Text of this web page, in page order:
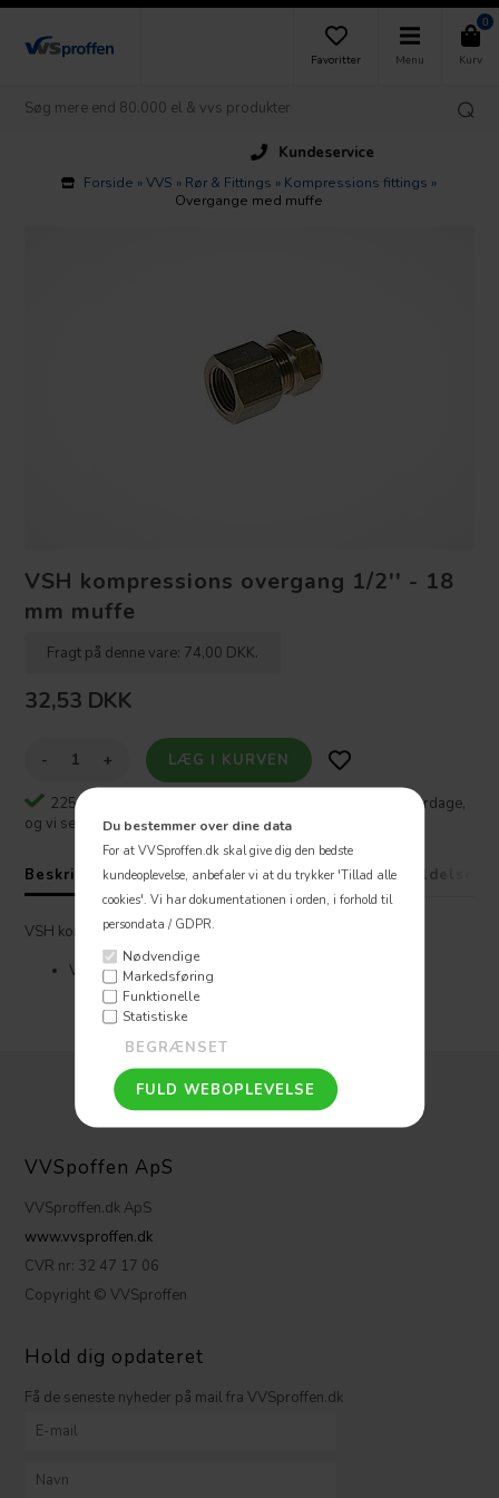
Du bestemmer over dine data
For at VVSproffen.dk skal give dig den bedste
kundeoplevelse, anbefaler vi at du trykker 'Tillad alle
cookies'. Vi har dokumentationen i orden, i forhold til
persondata / GDPR.
Nødvendige
Markedsføring
Funktionelle
Statistiske
Favoritter Menu
0
Kurv
Kundeservice
Forside »VVS » Rør & Fittings » Kompressions fittings »
Overgange med muffe
VSH kompressions overgang 1/2'' - 18
mm muffe
Fragt på denne vare: 74,00 DKK.
32,53 DKK
- +
225 stk. ⎮
Varen er på lager - Bestil inden kl 16:00 på hverdage,
og vi sender samme dag 🚚
Beskrivelse Specifikationer Fragt Anmeldelser
VSH kompressions overgang ½'' - 18 mm muffe
Vand- og varme- og gasinstallationer
VVSpoffen ApS
VVSproffen.dk ApS
www.vvsproffen.dk
CVR nr: 32 47 17 06
Copyright © VVSproffen
Hold dig opdateret
Få de seneste nyheder på mail fra VVSproffen.dk